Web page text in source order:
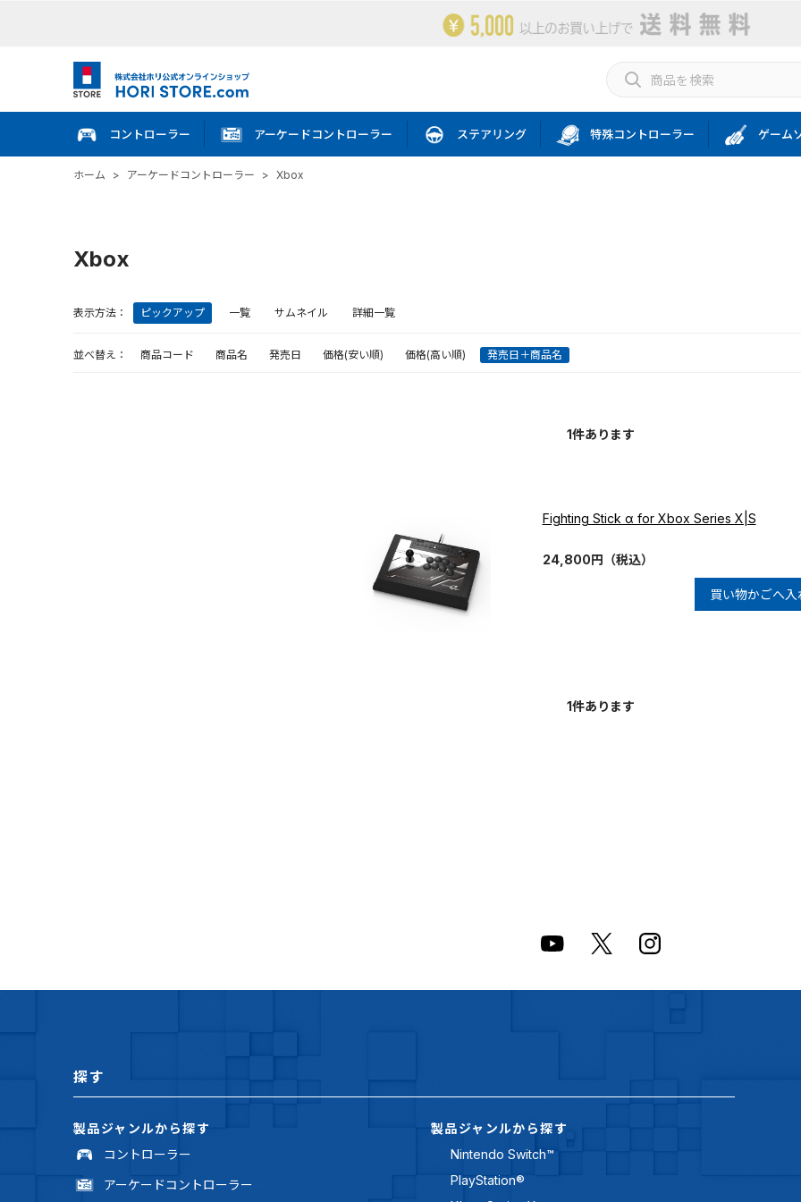
コントローラー アーケードコントローラー ステアリング 特殊コントローラー ゲーム
ホーム > アーケードコントローラー > Xbox
Xbox
表示方法： ピックアップ 一覧 サムネイル 詳細一覧
並べ替え： 商品コード 商品名 発売日 価格(安い順) 価格(高い順) 発売日＋商品名
1件あります
Fighting Stick α for Xbox Series X|S
24,800円 （税込）
買い物かごへ入
1件あります
探す
製品ジャンルから探す
コントローラー
アーケードコントローラー
製品ジャンルから探す
Nintendo Switch™
PlayStation®